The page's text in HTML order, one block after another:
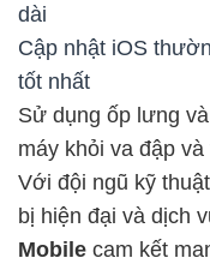
dài
Cập nhật iOS
tốt nhất
Sử dụng ốp lưng
máy khỏi va đập
Với đội ngũ kỹ
bị hiện đại và dịch
Mobile cam kết